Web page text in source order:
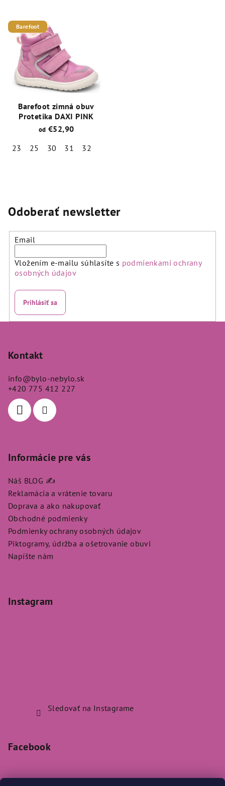
5,0
z
5
hviezdičiek.
Barefoot
Barefoot zimná obuv
Protetika DAXI PINK
od €52,90
23
25 30 31
32
4,7
z
Odoberať newsletter
Email
Vložením e-mailu súhlasíte s podmienkami ochrany
osobných údajov
Prihlásiť sa
Kontakt
info@bylo-nebylo.sk
+420 775 412 227
Informácie pre vás
Náš BLOG ✍️
Reklamácia a vrátenie tovaru
Doprava a ako nakupovať
Obchodné podmienky
Podmienky ochrany osobných údajov
Piktogramy, údržba a ošetrovanie obuvi
Napíšte nám
Instagram
Sledovať na Instagrame
Facebook